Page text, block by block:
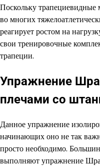
Поскольку
во многих
реагирует ростом на
свои тренировочные
трапеции.
Упражнение
плечами со
Данное упражнение
начинающих оно не так
просто необходимо.
выполняют упражнение